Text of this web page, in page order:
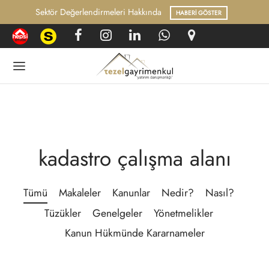
HABERI GÖSTER Hukuk ve Mevzuat Arşivi
kadastro çalışma alanı
Tümü Makaleler Kanunlar Nedir?
Nasıl?
Tüzükler
Genelgeler
Yönetmelikler
Kanun Hükmünde Kararnameler
BANKASI
VE MEVZUAT